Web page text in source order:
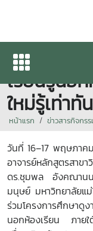
รัฐศาสตร์
เรียนรู้นอ
ใหม่รู้เท่า
หน้าแรก ข่าวสารกิจกร
วันที่ 16–17 พฤษภาค
อาจารย์หลักสูตรสาข
ดร.ชุมพล อังคณานน
มนุษย์ มหาวิทยาลัยแ
ร่วมโครงการศึกษาดู
นอกห้องเรียน ภายใต้